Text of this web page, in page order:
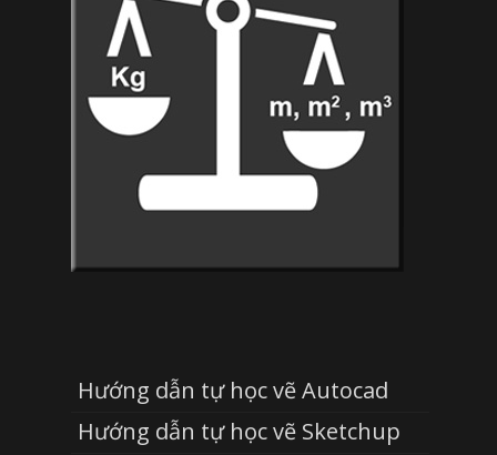
Hướng dẫn tự học vẽ Autocad
Hướng dẫn tự học vẽ Sketchup